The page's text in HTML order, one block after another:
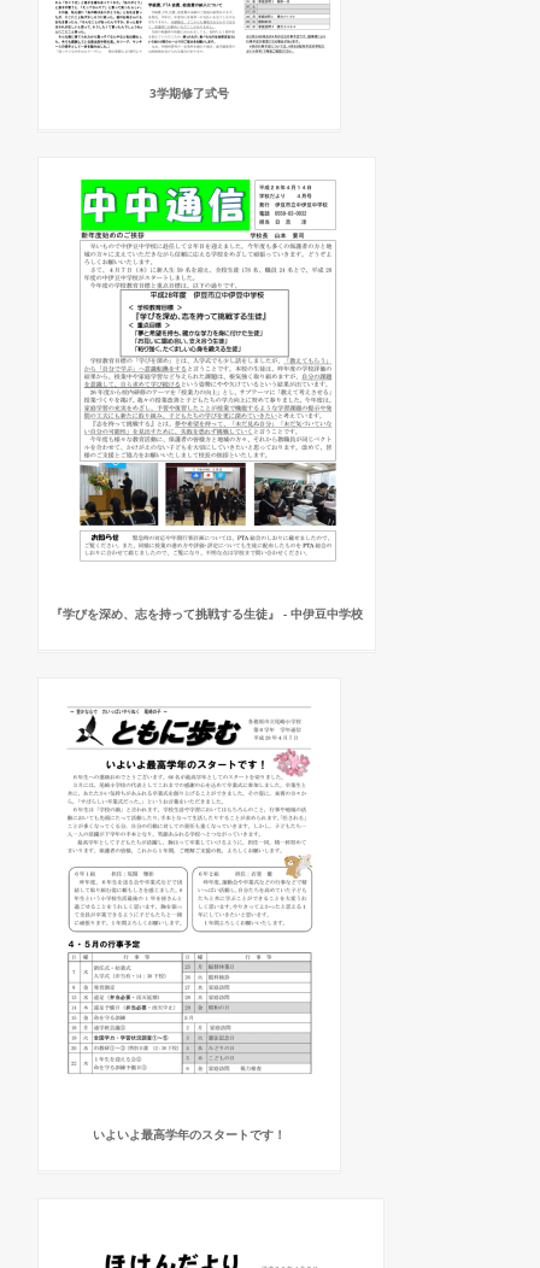
3学期修了式号
『学びを深め、志を持って挑戦する生徒』 - 中伊豆中学校
いよいよ最高学年のスタートです！